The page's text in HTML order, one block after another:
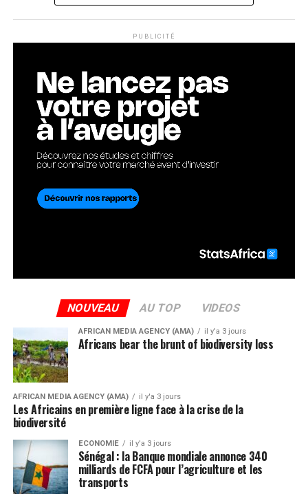
PUBLICITÉ
NOUVEAU AU TOP VIDEOS
AFRICAN MEDIA AGENCY (AMA) il y'a 3 jours
Africans bear the brunt of biodiversity loss
AFRICAN MEDIA AGENCY (AMA) il y'a 3 jours
Les Africains en première ligne face à la crise de la
biodiversité
ECONOMIE il y'a 3 jours
Sénégal : la Banque mondiale annonce 340
milliards de FCFA pour l’agriculture et les
transports